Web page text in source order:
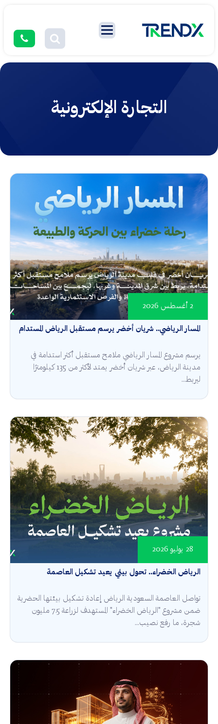
التجارة الإلكترونية
المسار الرياضي.. شريان أخضر يرسم مستقبل الرياض المستدام
2 أغسطس 2026
يرسم مشروع المسار الرياضي ملامح مستقبل أكثر استدامة في
مدينة الرياض، عبر شريان أخضر يمتد لأكثر من 135 كيلومترًا
ليربط...
الرياض الخضراء.. تحول بيئي يعيد تشكيل العاصمة
28 يوليو 2026
تواصل العاصمة السعودية الرياض إعادة تشكيل بيئتها الحضرية
ضمن مشروع "الرياض الخضراء" المستهدف لزراعة 7.5 مليون
شجرة، ما رفع نصيب...